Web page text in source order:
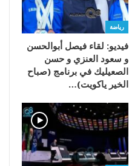
رياضة
فيديو: لقاء فيصل أبوالحسن
و سعود العنزي و حسن
الصعيليك في برنامج (صباح
الخير ياكويت)…